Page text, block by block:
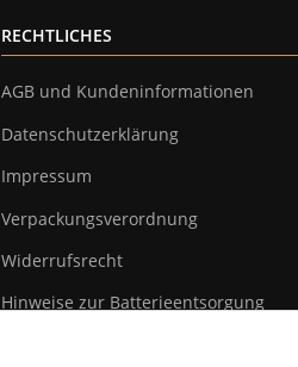
RECHTLICHES
AGB und Kundeninformationen
Datenschutzerklärung
Impressum
Verpackungsverordnung
Widerrufsrecht
Hinweise zur Batterieentsorgung